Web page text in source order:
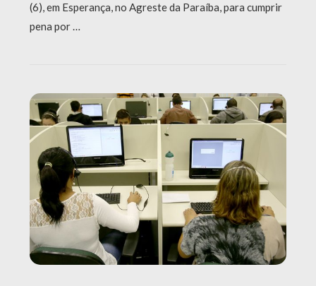
(6), em Esperança, no Agreste da Paraíba, para cumprir
pena por …